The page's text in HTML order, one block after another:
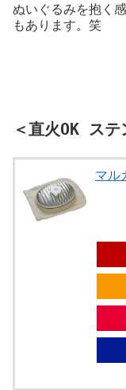
ぬいぐるみを抱く
もあります。笑
＜直火OK ステ
マル